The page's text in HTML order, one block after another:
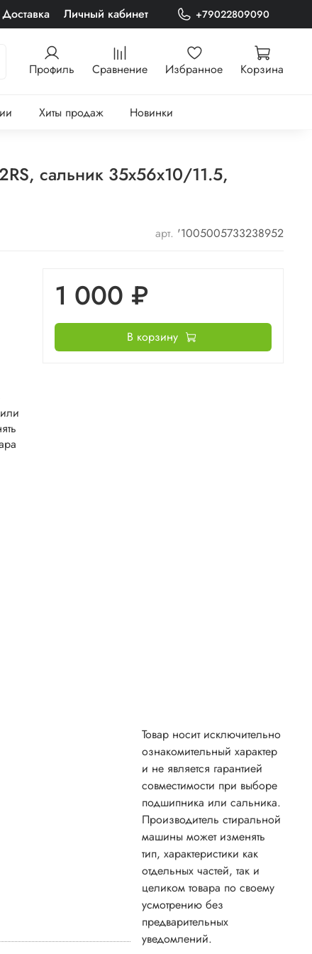
Доставка Личный кабинет +79022809090
Профиль Сравнение Избранное Корзина
Хиты продаж Новинки
сальник 35х56х10/11.5,
арт. '1005005733238952
1 000 ₽
В корзину
Товар носит исключительно
ознакомительный характер
и не является гарантией
совместимости при выборе
подшипника или сальника.
Производитель стиральной
машины может изменять
тип, характеристики как
отдельных частей, так и
целиком товара по своему
усмотрению без
предварительных
уведомлений.